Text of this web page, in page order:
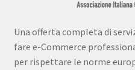
Una offerta completa di
fare e-Commerce
per rispettare le norme